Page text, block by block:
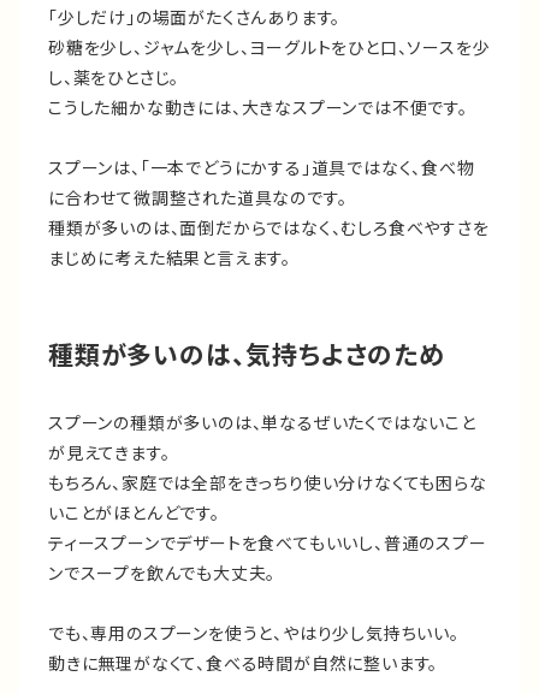
「少しだけ」の場面がたくさんあります。
砂糖を少し、ジャムを少し、ヨーグルトをひと口、ソースを少
し、薬をひとさじ。
こうした細かな動きには、大きなスプーンでは不便です。
スプーンは、「一本でどうにかする」道具ではなく、食べ物
に合わせて微調整された道具なのです。
種類が多いのは、面倒だからではなく、むしろ食べやすさを
まじめに考えた結果と言えます。
種類が多いのは、気持ちよさのため
スプーンの種類が多いのは、単なるぜいたくではないこと
が見えてきます。
もちろん、家庭では全部をきっちり使い分けなくても困らな
いことがほとんどです。
ティースプーンでデザートを食べてもいいし、普通のスプー
ンでスープを飲んでも大丈夫。
でも、専用のスプーンを使うと、やはり少し気持ちいい。
動きに無理がなくて、食べる時間が自然に整います。